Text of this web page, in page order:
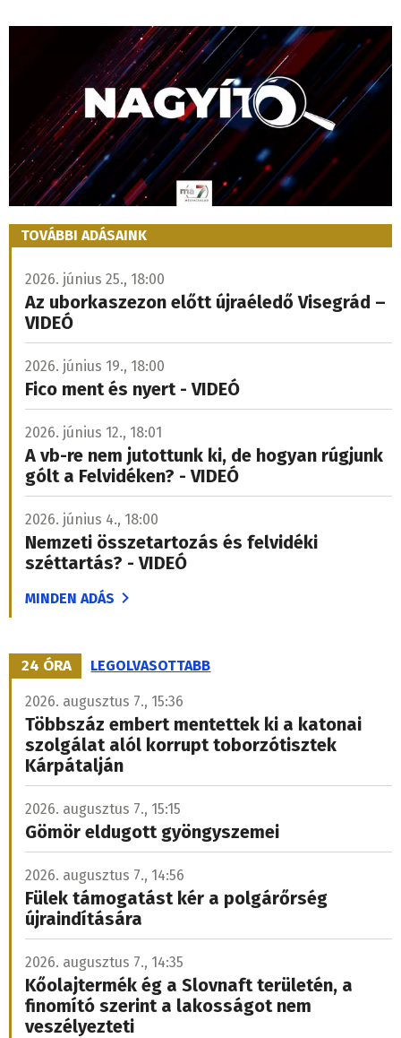
TOVÁBBI ADÁSAINK
2026. június 25., 18:00
Az uborkaszezon előtt újraéledő Visegrád –
VIDEÓ
2026. június 19., 18:00
Fico ment és nyert - VIDEÓ
2026. június 12., 18:01
A vb-re nem jutottunk ki, de hogyan rúgjunk
gólt a Felvidéken? - VIDEÓ
2026. június 4., 18:00
Nemzeti összetartozás és felvidéki
széttartás? - VIDEÓ
MINDEN ADÁS
24 ÓRA LEGOLVASOTTABB
2026. augusztus 7., 15:36
Többszáz embert mentettek ki a katonai
szolgálat alól korrupt toborzótisztek
Kárpátalján
2026. augusztus 7., 15:15
Gömör eldugott gyöngyszemei
2026. augusztus 7., 14:56
Fülek támogatást kér a polgárőrség
újraindítására
2026. augusztus 7., 14:35
Kőolajtermék ég a Slovnaft területén, a
finomító szerint a lakosságot nem
veszélyezteti